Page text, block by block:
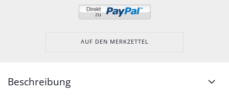
AUF DEN MERKZETTEL
Beschreibung